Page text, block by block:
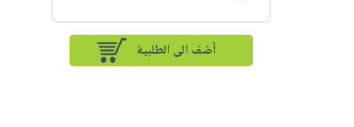
أضف الى الطلبية